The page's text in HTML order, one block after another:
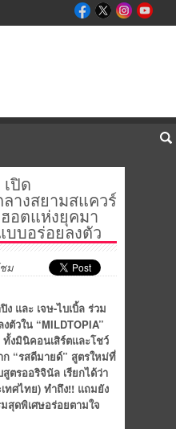
เปิด
ลางสยามสแควร์
อตแห่งยุคมา
บบอร่อยลงตัว
ม
ง และ เจษ-ไบเบิ้ล ร่วม
ตัวใน “MILDTOPIA”
งมินิคอนเสิร์ตและโชว์
ก “รสดีมายด์” สูตรใหม่ที่
สูตรออริจินัล เรียกได้ว่า
ทศไทย) ทำถึง!! แถมยัง
สุดพิเศษอร่อยตามใจ